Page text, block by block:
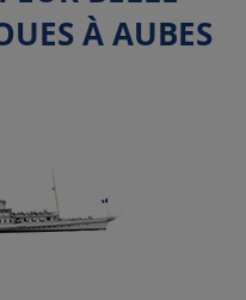
À AUBES